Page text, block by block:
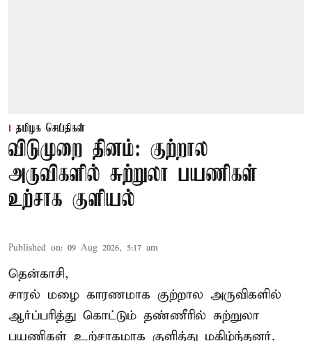
தமிழக செய்திகள்
விடுமுறை தினம்: குற்றால
அருவிகளில் சுற்றுலா பயணிகள்
உற்சாக குளியல்
Published on: 09 Aug 2026, 5:17 am
தென்காசி,
சாரல் மழை காரணமாக குற்றால அருவிகளில்
ஆர்ப்பரித்து கொட்டும் தண்ணீரில் சுற்றுலா
பயணிகள் உற்சாகமாக குளித்து மகிழ்ந்தனர்.